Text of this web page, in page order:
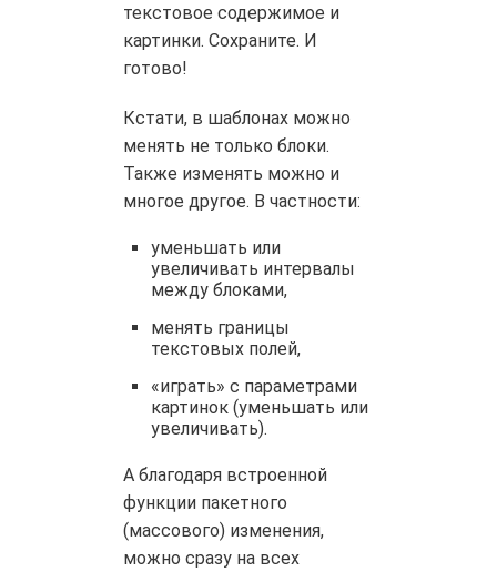
текстовое содержимое и
картинки. Сохраните. И
готово!
Кстати, в шаблонах можно
менять не только блоки.
Также изменять можно и
многое другое. В частности:
уменьшать или
увеличивать интервалы
между блоками,
менять границы
текстовых полей,
«играть» с параметрами
картинок (уменьшать или
увеличивать).
А благодаря встроенной
функции пакетного
(массового) изменения,
можно сразу на всех